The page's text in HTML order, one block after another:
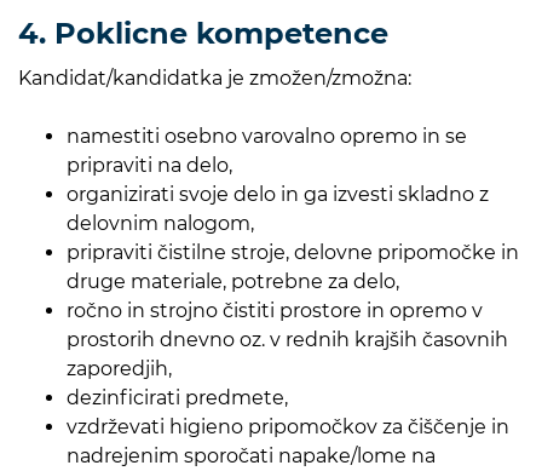
4. Poklicne kompetence
Kandidat/kandidatka je zmožen/zmožna:
namestiti osebno varovalno opremo in se
pripraviti na delo,
organizirati svoje delo in ga izvesti skladno z
delovnim nalogom,
pripraviti čistilne stroje, delovne pripomočke in
druge materiale, potrebne za delo,
ročno in strojno čistiti prostore in opremo v
prostorih dnevno oz. v rednih krajših časovnih
zaporedjih,
dezinficirati predmete,
vzdrževati higieno pripomočkov za čiščenje in
nadrejenim sporočati napake/lome na